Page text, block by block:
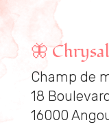
🦋
Champ de
18
16000